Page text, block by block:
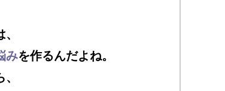
みを作るんだよね。